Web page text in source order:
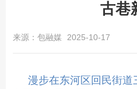
古巷
来源：包融媒 2025-10-17
漫步在东河区回民街